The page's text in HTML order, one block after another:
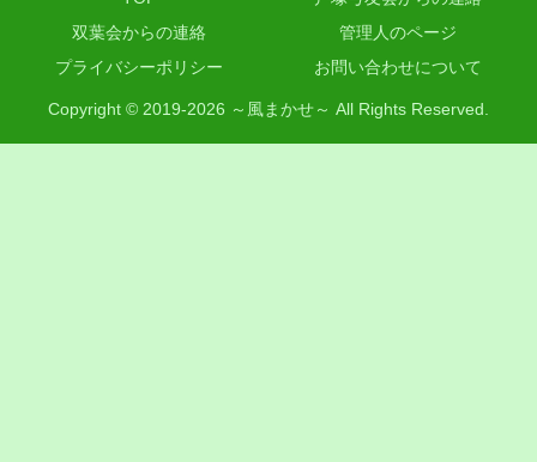
双葉会からの連絡
管理人のページ
プライバシーポリシー
お問い合わせについて
Copyright © 2019-2026 ～風まかせ～ All Rights Reserved.